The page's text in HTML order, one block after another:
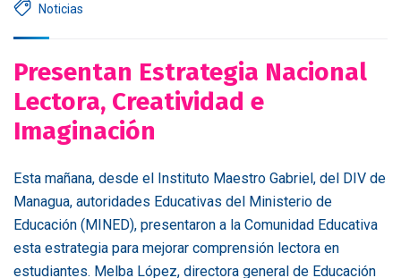
Noticias
Presentan Estrategia Nacional
Lectora, Creatividad e
Imaginación
Esta mañana, desde el Instituto Maestro Gabriel, del DIV de
Managua, autoridades Educativas del Ministerio de
Educación (MINED), presentaron a la Comunidad Educativa
esta estrategia para mejorar comprensión lectora en
estudiantes. Melba López, directora general de Educación